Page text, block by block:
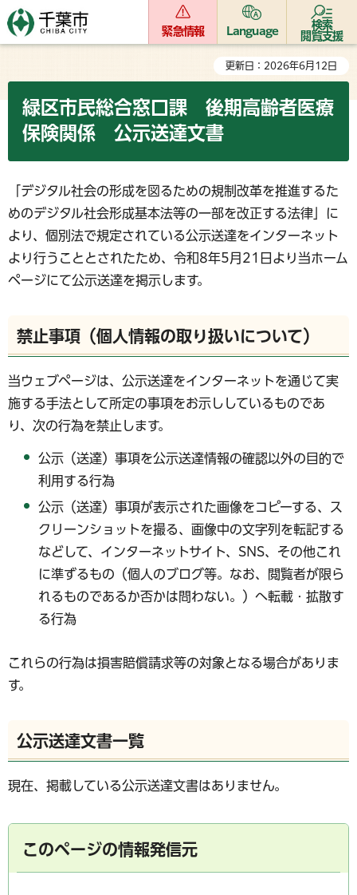
緊急情報 Language
検索
閲覧支援
更新日：2026年6月12日
緑区市民総合窓口課 後期高齢者医療
保険関係 公示送達文書
「デジタル社会の形成を図るための規制改革を推進するた
めのデジタル社会形成基本法等の一部を改正する法律」に
より、個別法で規定されている公示送達をインターネット
より行うこととされたため、令和8年5月21日より当ホーム
ページにて公示送達を掲示します。
禁止事項（個人情報の取り扱いについて）
当ウェブページは、公示送達をインターネットを通じて実
施する手法として所定の事項をお示ししているものであ
り、次の行為を禁止します。
公示（送達）事項を公示送達情報の確認以外の目的で
利用する行為
公示（送達）事項が表示された画像をコピーする、ス
クリーンショットを撮る、画像中の文字列を転記する
などして、インターネットサイト、SNS、その他これ
に準ずるもの（個人のブログ等。なお、閲覧者が限ら
れるものであるか否かは問わない。）へ転載・拡散す
る行為
これらの行為は損害賠償請求等の対象となる場合がありま
す。
公示送達文書一覧
現在、掲載している公示送達文書はありません。
このページの情報発信元